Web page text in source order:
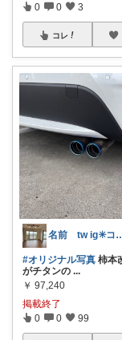
0 0 3
コレ
名前 tw ig✳️
#オリジナル写真 柿本
がチタンの ...
￥ 97,240
掲載終了
0 0 99